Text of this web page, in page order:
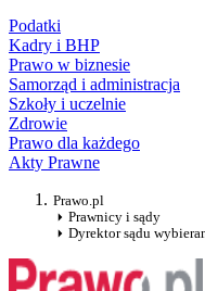
Podatki
Kadry i BHP
Prawo w biznesie
Samorząd i administracja
Szkoły i uczelnie
Zdrowie
Prawo dla każdego
Akty Prawne
Prawo.pl
Prawnicy i sądy
Dyrektor sądu